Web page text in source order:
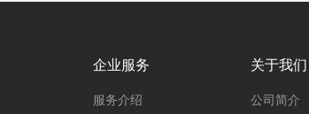
企业服务
服务介绍
关于我们
公司简介